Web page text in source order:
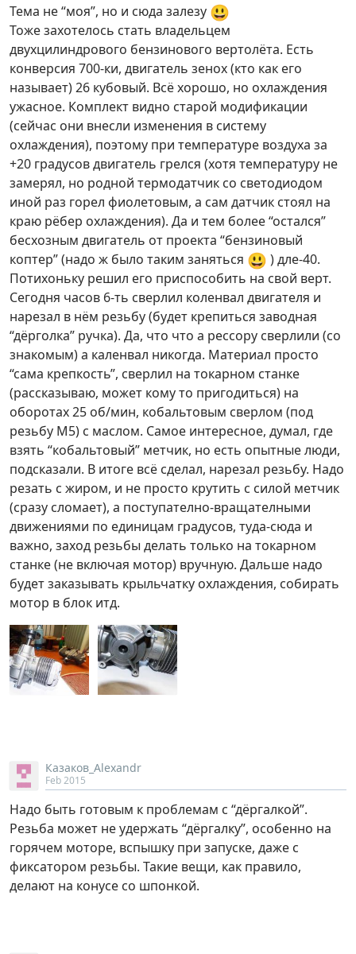
Тема не “моя”, но и сюда залезу 😃
Тоже захотелось стать владельцем
двухцилиндрового бензинового вертолёта. Есть
конверсия 700-ки, двигатель зенох (кто как его
называет) 26 кубовый. Всё хорошо, но охлаждения
ужасное. Комплект видно старой модификации
(сейчас они внесли изменения в систему
охлаждения), поэтому при температуре воздуха за
+20 градусов двигатель грелся (хотя температуру не
замерял, но родной термодатчик со светодиодом
иной раз горел фиолетовым, а сам датчик стоял на
краю рёбер охлаждения). Да и тем более “остался”
бесхозным двигатель от проекта “бензиновый
коптер” (надо ж было таким заняться 😃 ) дле-40.
Потихоньку решил его приспособить на свой верт.
Сегодня часов 6-ть сверлил коленвал двигателя и
нарезал в нём резьбу (будет крепиться заводная
“дёрголка” ручка). Да, что что а рессору сверлили (со
знакомым) а каленвал никогда. Материал просто
“сама крепкость”, сверлил на токарном станке
(рассказываю, может кому то пригодиться) на
оборотах 25 об/мин, кобальтовым сверлом (под
резьбу М5) с маслом. Самое интересное, думал, где
взять “кобальтовый” метчик, но есть опытные люди,
подсказали. В итоге всё сделал, нарезал резьбу. Надо
резать с жиром, и не просто крутить с силой метчик
(сразу сломает), а поступателно-вращателными
движениями по единицам градусов, туда-сюда и
важно, заход резьбы делать только на токарном
станке (не включая мотор) вручную. Дальше надо
будет заказывать крыльчатку охлаждения, собирать
мотор в блок итд.
Казаков_Alexandr
Feb 2015
Надо быть готовым к проблемам с “дёргалкой”.
Резьба может не удержать “дёргалку”, особенно на
горячем моторе, вспышку при запуске, даже с
фиксатором резьбы. Такие вещи, как правило,
делают на конусе со шпонкой.